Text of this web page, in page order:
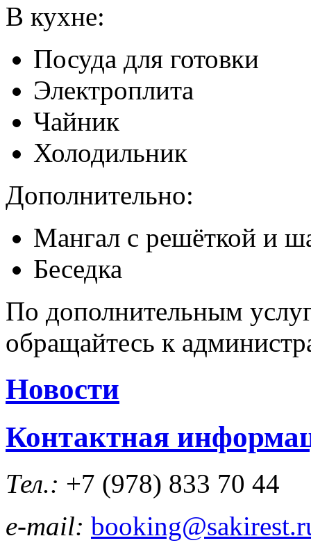
В кухне:
Посуда для готовки
Электроплита
Чайник
Холодильник
Дополнительно:
Мангал с решёткой и
Беседка
По дополнительным
обращайтесь к
Новости
Контактная
Тел.: +7 (978) 833 70 44
e-mail: